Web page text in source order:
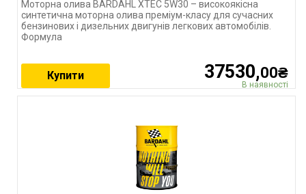
Моторна олива BARDAHL XTEC 5W30 – високоякісна
синтетична моторна олива преміум-класу для сучасних
бензинових і дизельних двигунів легкових автомобілів.
Формула
37530,00₴
В наявності
Купити